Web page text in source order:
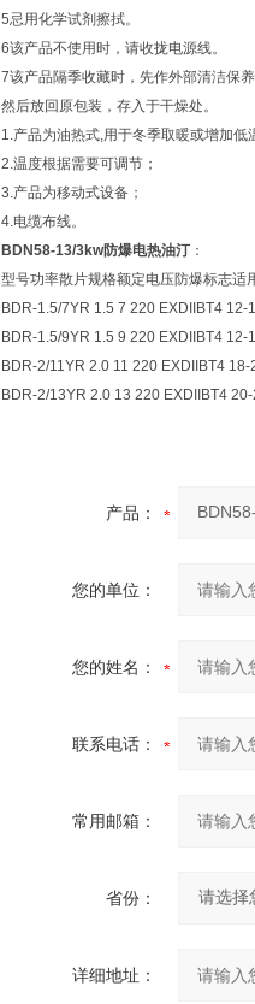
5忌用化学试剂擦拭。
6该产品不使用时，请收拢电源线。
7该产品隔季收藏时，先作外部清洁保养
然后放回原包装，存入于干燥处。
1.产品为油热式,用于冬季取暖或增加低
2.温度根据需要可调节；
3.产品为移动式设备；
4.电缆布线。
BDN58-13/3kw防爆电热油汀 ：
型号功率散片规格额定电压防爆标志适
BDR-1.5/7YR 1.5 7 220 EXDIIBT4 12-
BDR-1.5/9YR 1.5 9 220 EXDIIBT4 12-
BDR-2/11YR 2.0 11 220 EXDIIBT4 18-
BDR-2/13YR 2.0 13 220 EXDIIBT4 20-
产品：
您的单位：
您的姓名：
联系电话：
常用邮箱：
省份：
详细地址：